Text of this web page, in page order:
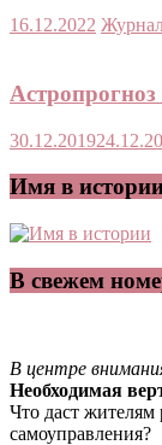
16.12.2022
Астропрогноз
30.12.2019
Имя в
В свежем
В центре
Необходимая
Что даст жителям
самоуправления?